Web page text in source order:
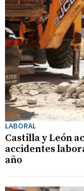
LABORAL
Castilla y León
accidentes
año